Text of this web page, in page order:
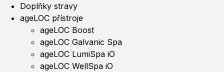
Doplňky stravy
ageLOC přístroje
ageLOC Boost
ageLOC Galvanic Spa
ageLOC LumiSpa iO
ageLOC WellSpa iO